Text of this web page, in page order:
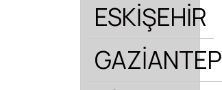
ESKİŞEHİR
GAZİANTEP